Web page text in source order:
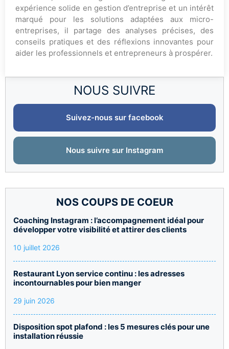
NOUS SUIVRE
Suivez-nous sur facebook
Nous suivre sur Instagram
NOS COUPS DE COEUR
Coaching Instagram : l’accompagnement idéal pour
développer votre visibilité et attirer des clients
10 juillet 2026
Restaurant Lyon service continu : les adresses
incontournables pour bien manger
29 juin 2026
Disposition spot plafond : les 5 mesures clés pour une
installation réussie
expérience solide en gestion d’entreprise et un intérêt
marqué pour les solutions adaptées aux micro-
entreprises, il partage des analyses précises, des
conseils pratiques et des réflexions innovantes pour
aider les professionnels et entrepreneurs à prospérer.